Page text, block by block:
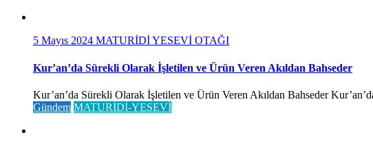
5 Mayıs 2024 MATURİDİ YESEVİ OTAĞI
Kur’an’da Sürekli Olarak İşletilen ve Ürün Veren Akıldan Bahseder
Kur’an’da Sürekli Olarak İşletilen ve Ürün Veren Akıldan Bahseder
Gündem MATURİDİ-YESEVİ